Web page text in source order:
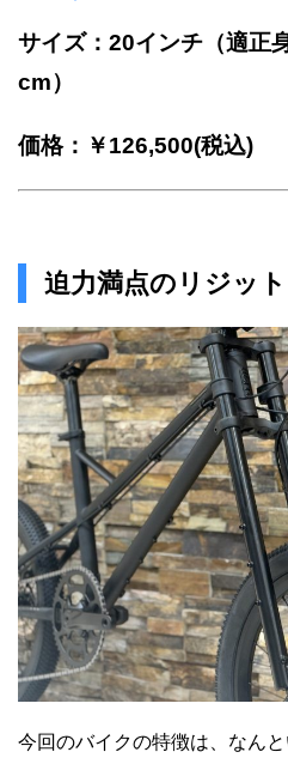
サイズ：20インチ（適正
cm）
価格：￥126,500(税込)
迫力満点のリジッ
今回のバイクの特徴は、なん